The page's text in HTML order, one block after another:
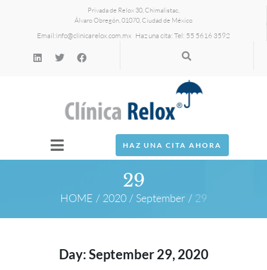
Privada de Relox 30, Chimalistac,
Álvaro Obregón, 01070, Ciudad de México
Email:info@clinicarelox.com.mx Haz una cita: Tel: 55 5616 3592
HAZ UNA CITA AHORA
29
HOME / 2020 / September / 29
Day:September 29, 2020